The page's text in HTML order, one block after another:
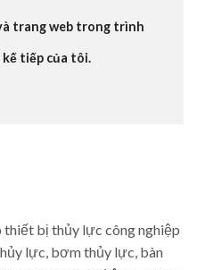
trang web trong trình
tiếp của tôi.
thiết bị thủy lực công nghiệp
lực, bơm thủy lực, bàn